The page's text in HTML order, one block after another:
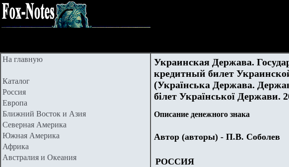
На главную
Каталог
Россия
Европа
Ближний Восток и Азия
Северная Америка
Южная Америка
Африка
Австралия и Океания
Украинская Держава.
кредитный билет
(Українська Держава.
бiлет Української Держави.
Описание денежного знака
Автор (авторы) - П.В. Соболев
РОССИЯ